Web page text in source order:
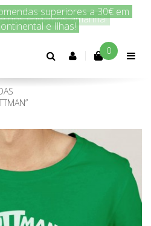
nós enviamos amanhã!
Conta 0